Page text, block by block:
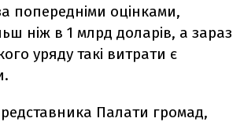
попередніми оцінками,
ніж в 1 млрд доларів, а зараз
уряду такі витрати є
Палати громад,